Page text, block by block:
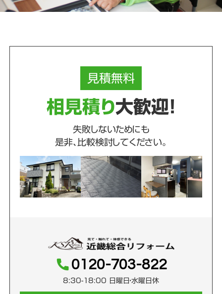
見積無料
相見積り大歓迎！
失敗しないためにも
是非、比較検討してください。
0120-703-822
8:30-18:00 日曜日・水曜日休